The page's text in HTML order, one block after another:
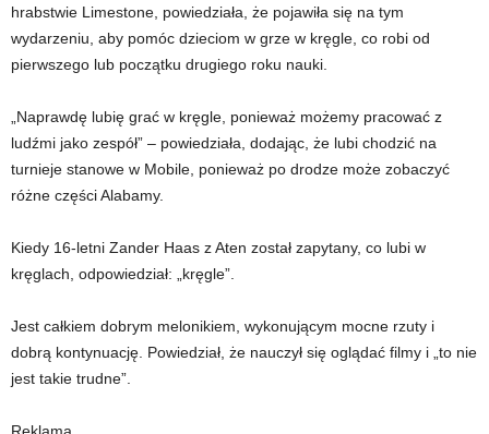
hrabstwie Limestone, powiedziała, że ​​pojawiła się na tym
wydarzeniu, aby pomóc dzieciom w grze w kręgle, co robi od
pierwszego lub początku drugiego roku nauki.
„Naprawdę lubię grać w kręgle, ponieważ możemy pracować z
ludźmi jako zespół” – powiedziała, dodając, że lubi chodzić na
turnieje stanowe w Mobile, ponieważ po drodze może zobaczyć
różne części Alabamy.
Kiedy 16-letni Zander Haas z Aten został zapytany, co lubi w
kręglach, odpowiedział: „kręgle”.
Jest całkiem dobrym melonikiem, wykonującym mocne rzuty i
dobrą kontynuację. Powiedział, że nauczył się oglądać filmy i „to nie
jest takie trudne”.